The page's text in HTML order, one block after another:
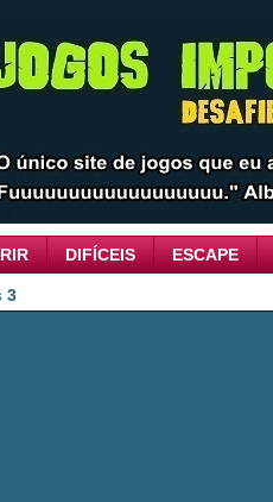
DIFÍCEIS ESCAPE
3